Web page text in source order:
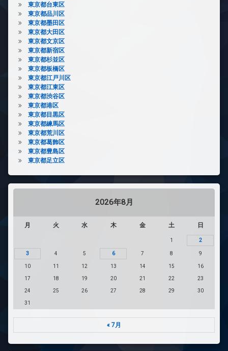
東京都台東区
東京都品川区
東京都墨田区
東京都大田区
東京都文京区
東京都新宿区
東京都杉並区
東京都板橋区
東京都江戸川区
東京都江東区
東京都渋谷区
東京都港区
東京都目黒区
東京都練馬区
東京都荒川区
東京都葛飾区
東京都豊島区
東京都足立区
2026年8月
月 火 水 木 金 土 日
1 2
3 4 5 6 7 8 9
10 11 12 13 14 15 16
17 18 19 20 21 22 23
24 25 26 27 28 29 30
31
« 7月